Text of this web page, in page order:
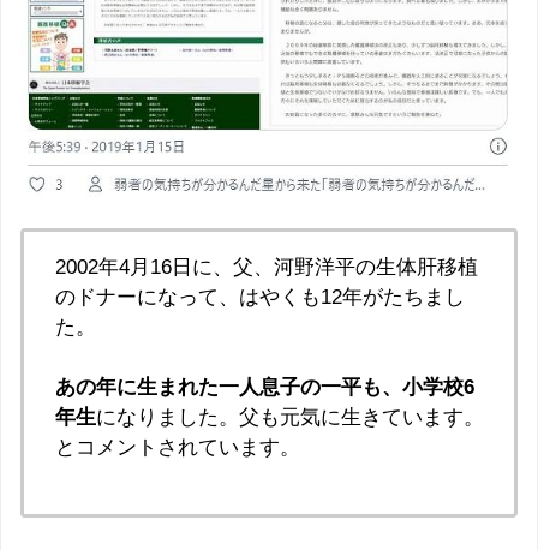
2002年4月16日に、父、河野洋平の生体肝移植
のドナーになって、はやくも12年がたちまし
た。
あの年に生まれた一人息子の一平も、小学校6
年生になりました。父も元気に生きています。
とコメントされています。